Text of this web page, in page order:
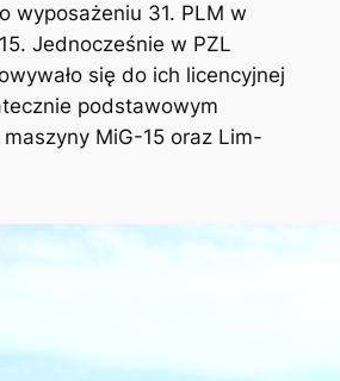
wyposażeniu 31. PLM w
Jednocześnie w PZL
się do ich licencyjnej
podstawowym
maszyny MiG-15 oraz Lim-